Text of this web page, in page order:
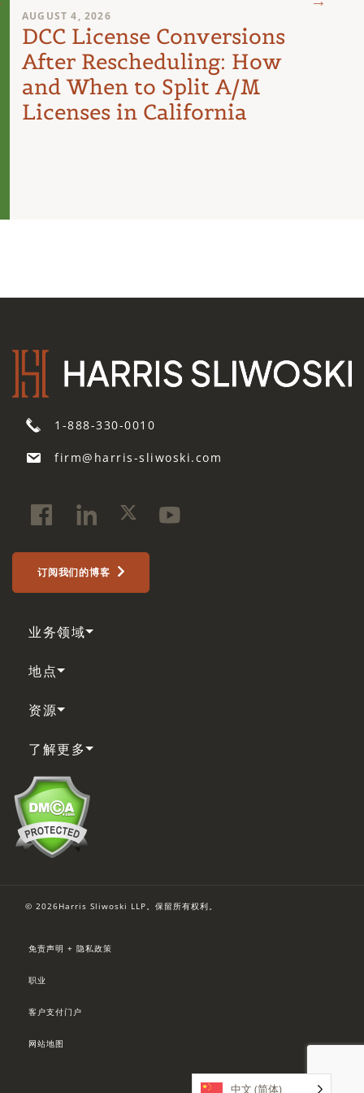
AUGUST 4, 2026
DCC License Conversions
After Rescheduling: How
and When to Split A/M
Licenses in California
1-888-330-0010
firm@harris-sliwoski.com
订阅我们的博客
业务领域
地点
资源
了解更多
© 2026Harris Sliwoski LLP。保留所有权利。
免责声明 + 隐私政策
职业
客户支付门户
网站地图
中文 (简体)